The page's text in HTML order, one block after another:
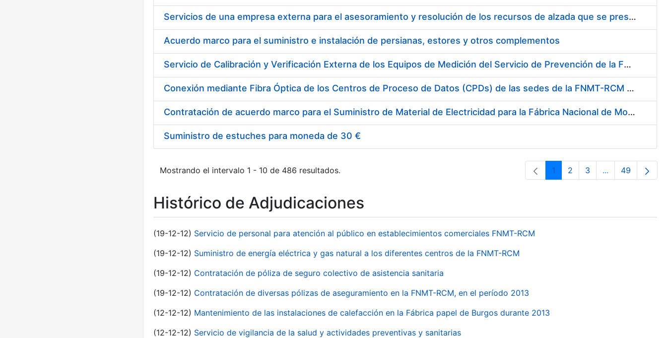
Servicios de una empresa externa para el asesoramiento y resolución de los recursos de alzada que se presentan relacionados con procesos de selección para la FNMT-RCM
Acuerdo marco para el suministro e instalación de persianas, estores y otros complementos
Servicio de Calibración y Verificación Externa de los Equipos de Medición del Servicio de Prevención de la FNMT-RCM
Conexión mediante Fibra Óptica de los Centros de Proceso de Datos (CPDs) de las sedes de la FNMT-RCM de Burgos y Madrid
Contratación de acuerdo marco para el Suministro de Material de Electricidad para la Fábrica Nacional de Moneda y Timbre-Real Casa de la Moneda en su centro de trabajo de Burgos
Suministro de estuches para moneda de 30 €
Mostrando el intervalo 1 - 10 de 486 resultados. Página
1 Página
2 Página
3 ...PáginasPágina
49
Histórico de Adjudicaciones
(19-12-12) Servicio de personal para atención al público en establecimientos comerciales FNMT-RCM
(19-12-12) Suministro de energía eléctrica y gas natural a los diferentes centros de la FNMT-RCM
(19-12-12) Contratación de póliza de seguro colectivo de asistencia sanitaria
(19-12-12) Contratación de diversas pólizas de aseguramiento en la FNMT-RCM, en el período 2013
(12-12-12) Mantenimiento de las instalaciones de calefacción en la Fábrica papel de Burgos durante 2013
(12-12-12) Servicio de vigilancia de la salud y actividades preventivas y sanitarias